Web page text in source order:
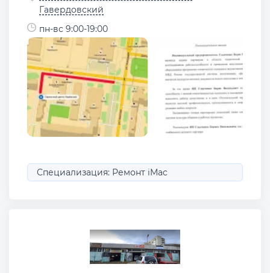
Гавердовский
пн-вс 9:00-19:00
Специализация: Ремонт iMac